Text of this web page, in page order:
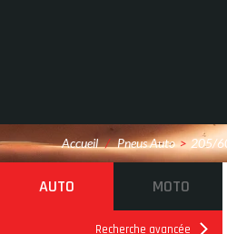
Accueil / Pneus Auto > 205/
AUTO MOTO
Recherche avancée